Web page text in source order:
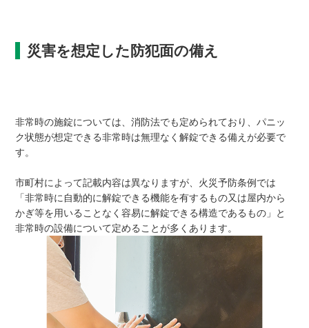
災害を想定した防犯面の備え
非常時の施錠については、消防法でも定められており、パニッ
ク状態が想定できる非常時は無理なく解錠できる備えが必要で
す。
市町村によって記載内容は異なりますが、火災予防条例では
「非常時に自動的に解錠できる機能を有するもの又は屋内から
かぎ等を用いることなく容易に解錠できる構造であるもの」と
非常時の設備について定めることが多くあります。